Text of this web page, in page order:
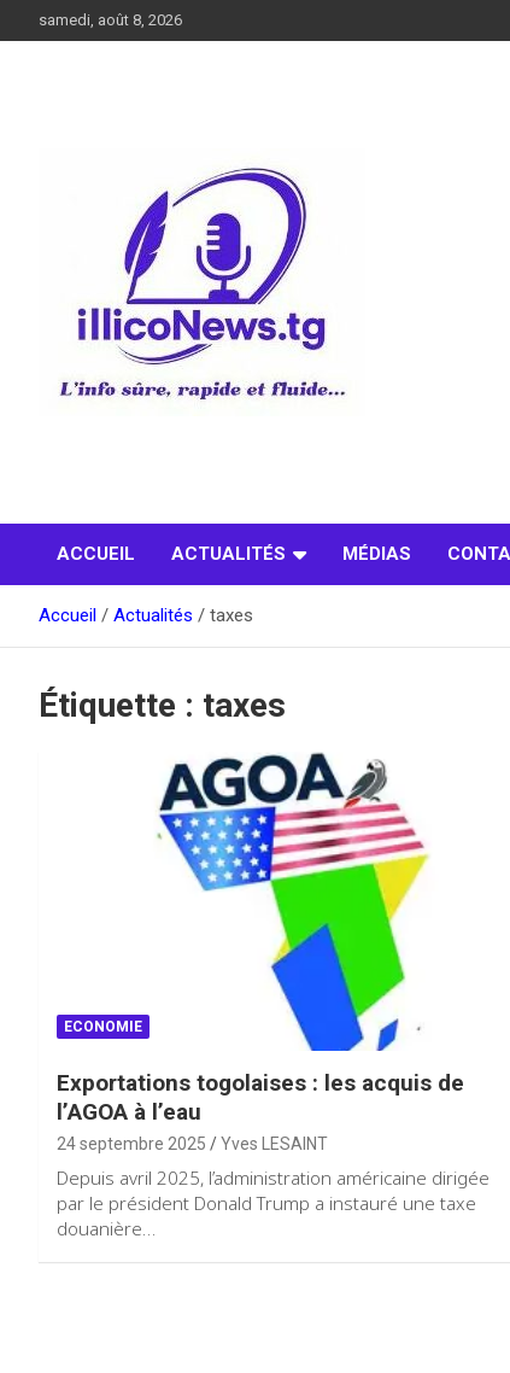
au
samedi, août 8, 2026
ACCUEIL ACTUALITÉS MÉDIAS
Accueil Actualités taxes
Étiquette : taxes
ECONOMIE
Exportations togolaises : les acquis de
l’AGOA à l’eau
24 septembre 2025 Yves LESAINT
Depuis avril 2025, l’administration américaine dirigée
par le président Donald Trump a instauré une taxe
douanière…